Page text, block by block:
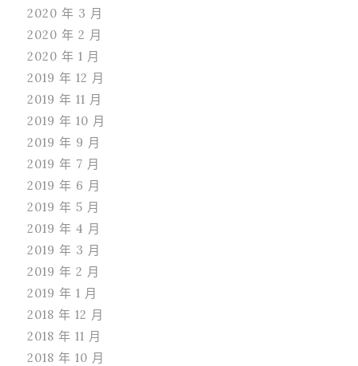
2020 年 3 月
2020 年 2 月
2020 年 1 月
2019 年 12 月
2019 年 11 月
2019 年 10 月
2019 年 9 月
2019 年 7 月
2019 年 6 月
2019 年 5 月
2019 年 4 月
2019 年 3 月
2019 年 2 月
2019 年 1 月
2018 年 12 月
2018 年 11 月
2018 年 10 月